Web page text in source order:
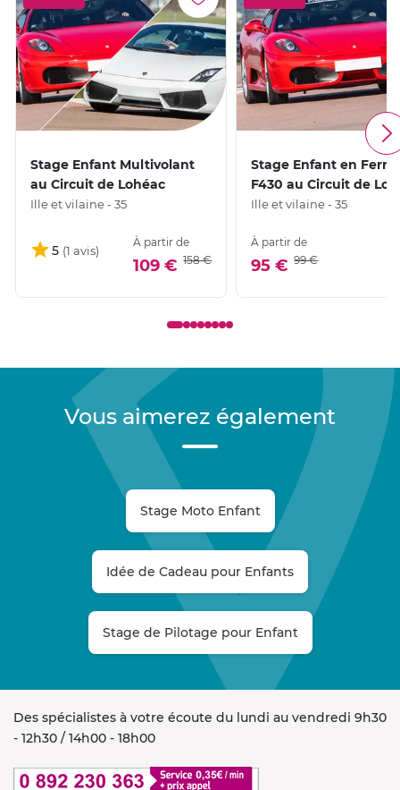
Stage Enfant Multivolant
au Circuit de Lohéac
Ille et vilaine - 35
5
À partir de
109 € 158 €
Stage Enfant en
F430 au Circuit de
Ille et vilaine - 35
À partir de
95 € 99 €
Vous aimerez également
Stage Moto Enfant
Idée de Cadeau pour Enfants
Stage de Pilotage pour Enfant
Des spécialistes à votre écoute du lundi au vendredi 9h30
- 12h30 / 14h00 - 18h00